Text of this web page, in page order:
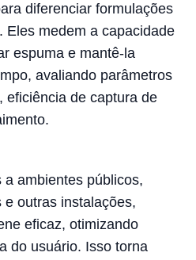
diferenciar formulações
Eles medem a capacidade
espuma e mantê-la
avaliando parâmetros
eficiência de captura de
ambientes públicos,
outras instalações,
eficaz, otimizando
do usuário. Isso torna